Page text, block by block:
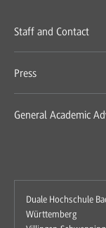
Staff and Contact
Press
General Academic
Duale Hochschule
Württemberg